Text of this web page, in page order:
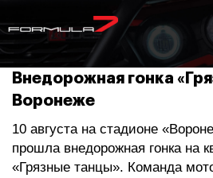
Внедорожная гонка
Воронеже
10 августа на стадионе
прошла внедорожная гонка на
«Грязные танцы». Команда